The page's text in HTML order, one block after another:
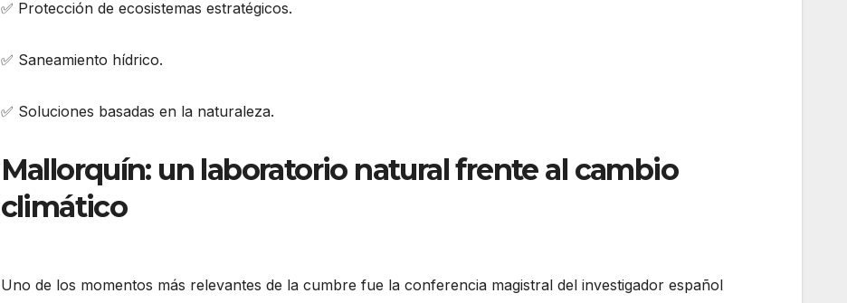
✅ Protección de ecosistemas estratégicos.
✅ Saneamiento hídrico.
✅ Soluciones basadas en la naturaleza.
Mallorquín: un laboratorio natural frente al cambio
climático
Uno de los momentos más relevantes de la cumbre fue la conferencia magistral del investigador español